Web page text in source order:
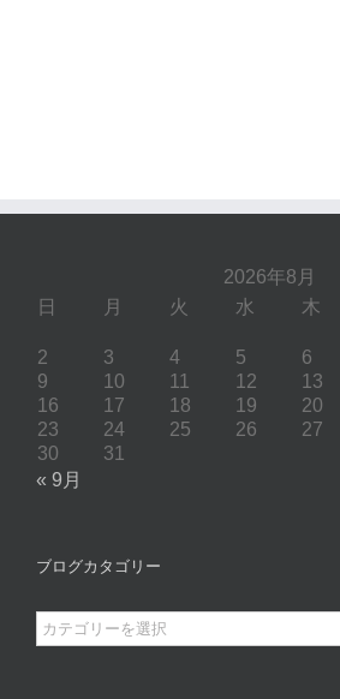
2026年8月
日 月 火 水 木
2
3 4 5 6
9
10 11 12 13
16
17 18 19 20
23
24 25 26 27
30
31
« 9月
ブログカタゴリー
ブ
ロ